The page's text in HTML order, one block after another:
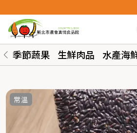
季節蔬果 生鮮肉品 水產海
常溫